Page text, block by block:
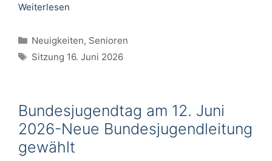
Weiterlesen
Kategorien
Neuigkeiten, Senioren
Schlagwörter
Sitzung 16. Juni 2026
Bundesjugendtag am 12. Juni
2026-Neue Bundesjugendleitung
gewählt